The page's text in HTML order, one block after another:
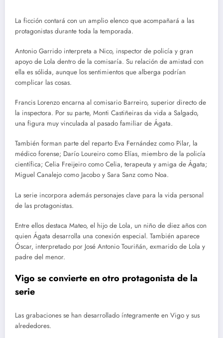
La ficción contará con un amplio elenco que acompañará a las
protagonistas durante toda la temporada.
Antonio Garrido interpreta a Nico, inspector de policía y gran
apoyo de Lola dentro de la comisaría. Su relación de amistad con
ella es sólida, aunque los sentimientos que alberga podrían
complicar las cosas.
Francis Lorenzo encarna al comisario Barreiro, superior directo de
la inspectora. Por su parte, Monti Castiñeiras da vida a Salgado,
una figura muy vinculada al pasado familiar de Ágata.
También forman parte del reparto Eva Fernández como Pilar, la
médico forense; Darío Loureiro como Elías, miembro de la policía
científica; Celia Freijeiro como Celia, terapeuta y amiga de Ágata;
Miguel Canalejo como Jacobo y Sara Sanz como Noa.
La serie incorpora además personajes clave para la vida personal
de las protagonistas.
Entre ellos destaca Mateo, el hijo de Lola, un niño de diez años con
quien Ágata desarrolla una conexión especial. También aparece
Óscar, interpretado por José Antonio Touriñán, exmarido de Lola y
padre del menor.
Vigo se convierte en otro protagonista de la
serie
Las grabaciones se han desarrollado íntegramente en Vigo y sus
alrededores.